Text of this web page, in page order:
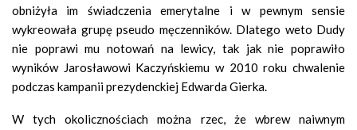
obniżyła im świadczenia emerytalne i w pewnym sensie
wykreowała grupę pseudo męczenników. Dlatego weto Dudy
nie poprawi mu notowań na lewicy, tak jak nie poprawiło
wyników Jarosławowi Kaczyńskiemu w 2010 roku chwalenie
podczas kampanii prezydenckiej Edwarda Gierka.
W tych okolicznościach można rzec, że wbrew naiwnym